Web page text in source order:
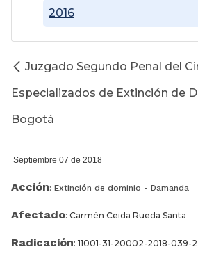
2016
Juzgado Segundo Penal del
Especializados de Extinción de
Bogotá
Septiembre 07 de 2018
Acción: Extinción de dominio - Damanda
Afectado: Carmén Ceida Rueda Santa
Radicación: 11001-31-20002-2018-039-2